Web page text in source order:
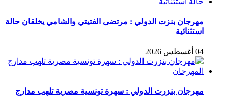
مهرجان بنزت الدولي : مرتضى الفتيتي والشامي يخلقان حالة
استثنائية
04 أغسطس 2026
مهرجان بنزرت الدولي : سهرة تونسية مصرية تلهب مدارج